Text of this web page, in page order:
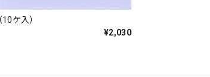
ケ入）
¥2,030